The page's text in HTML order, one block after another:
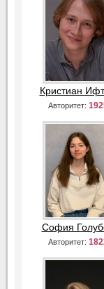
Кристиан
Авторитет:
София
Авторитет: